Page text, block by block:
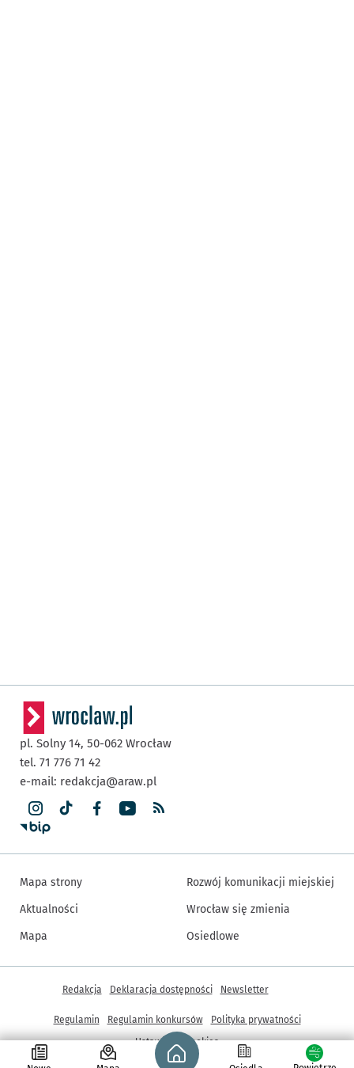
Strona główna - wroclaw.pl
pl. Solny 14, 50-062 Wrocław
tel. 71 776 71 42
e-mail: redakcja@araw.pl
Mapa strony
Aktualności
Mapa
Rozwój komunikacji miejskiej
Wrocław się zmienia
Osiedlowe
Inne informacje
Redakcja Deklaracja dostępności Newsletter
Regulamin Regulamin konkursów
Polityka prywatności
Ustawienia cookies